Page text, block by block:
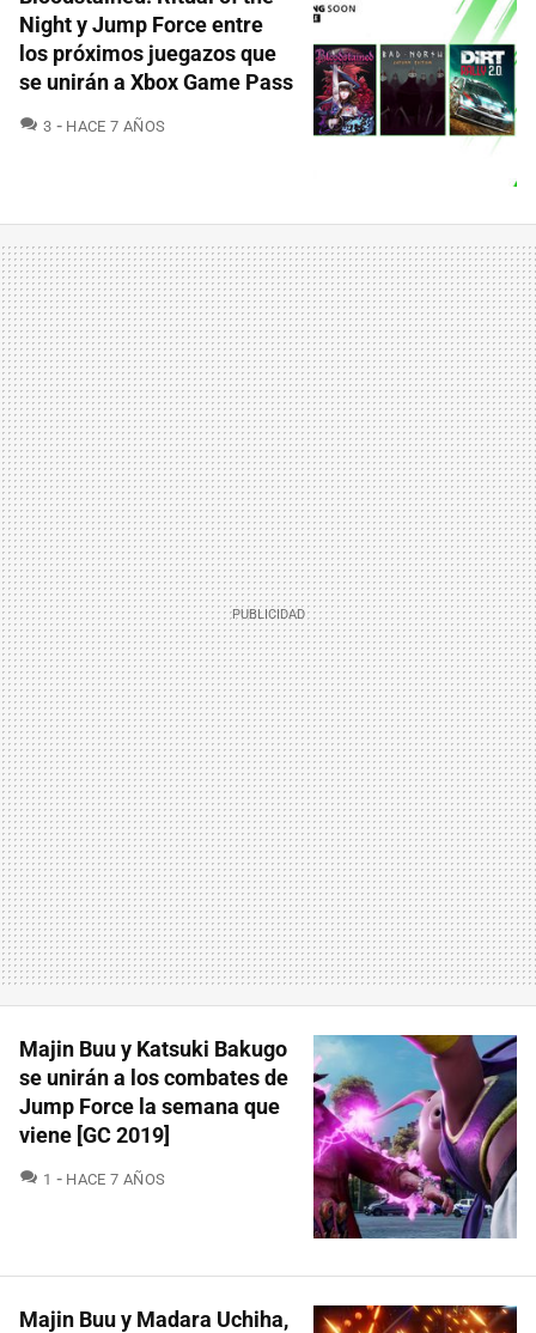
Night y Jump Force entre
los próximos juegazos que
se unirán a Xbox Game Pass
3 COMENTARIOS
HACE 7 AÑOS
Majin Buu y Katsuki Bakugo
se unirán a los combates de
Jump Force la semana que
viene [GC 2019]
1 COMENTARIOS
HACE 7 AÑOS
Majin Buu y Madara Uchiha,